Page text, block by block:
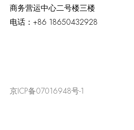
商务营运中心二号楼三楼
电话： +86 18650432928
京ICP备07016948号-1